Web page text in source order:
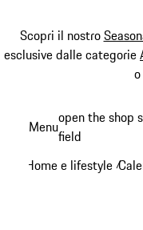
Scopri il nostro
esclusive dalle categorie
o
principale
Menuopen the shop
field
Home e lifestyle /